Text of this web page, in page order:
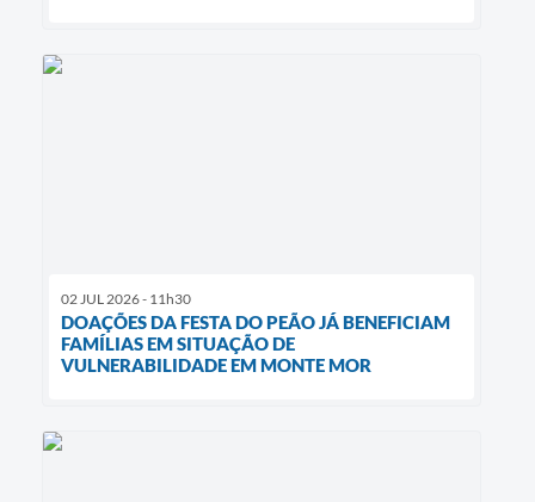
02 JUL 2026 - 11h30
DOAÇÕES DA FESTA DO PEÃO JÁ BENEFICIAM
FAMÍLIAS EM SITUAÇÃO DE
VULNERABILIDADE EM MONTE MOR